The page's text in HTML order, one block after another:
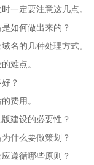
一定要注意这几点。
如何做出来的？
名的几种处理方式。
难点。
？
费用。
建设的必要性？
什么要做策划？
遵循哪些原则？